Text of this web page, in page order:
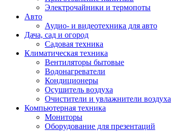
Электрочайники и термопоты
Авто
Аудио- и видеотехника для авто
Дача, сад и огород
Садовая техника
Климатическая техника
Вентиляторы бытовые
Водонагреватели
Кондиционеры
Осушитель воздуха
Очистители и увлажнители воздуха
Компьютерная техника
Мониторы
Оборудование для презентаций